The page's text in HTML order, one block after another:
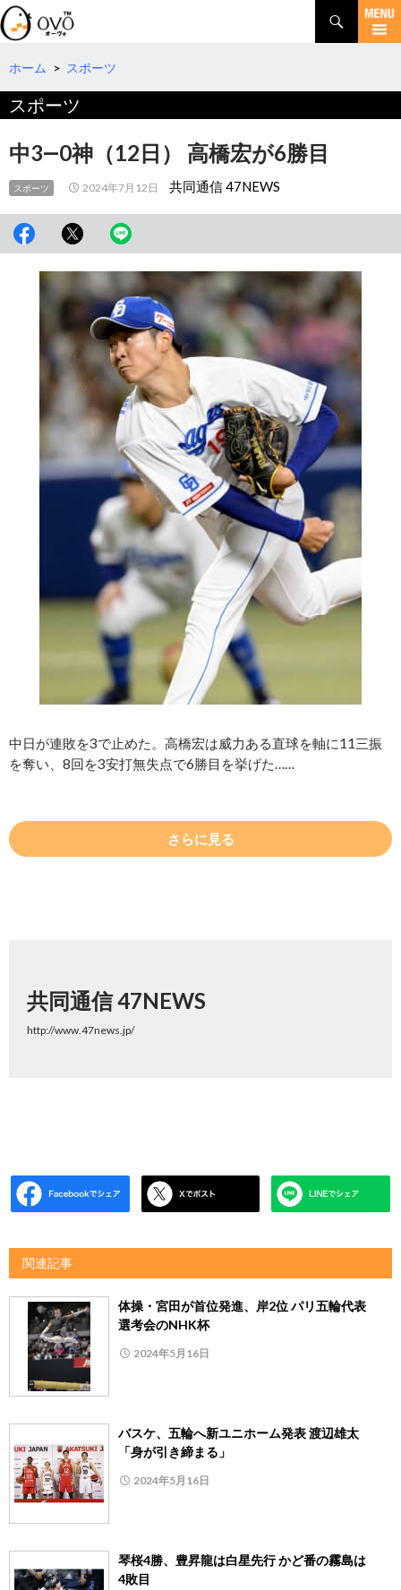
検
索
コ
テ
へ
動
ホーム > スポーツ
スポーツ
中3―0神（12日） 高橋宏が6勝目
スポーツ 2024年7月12日 共同通信 47NEWS
中日が連敗を3で止めた。高橋宏は威力ある直球を軸に11三振
を奪い、8回を3安打無失点で6勝目を挙げた……
さらに見る
共同通信 47NEWS
http://www.47news.jp/
関連記事
体操・宮田が首位発進、岸2位 パリ五輪代表
選考会のNHK杯
2024年5月16日
バスケ、五輪へ新ユニホーム発表 渡辺雄太
「身が引き締まる」
2024年5月16日
琴桜4勝、豊昇龍は白星先行 かど番の霧島は
4敗目